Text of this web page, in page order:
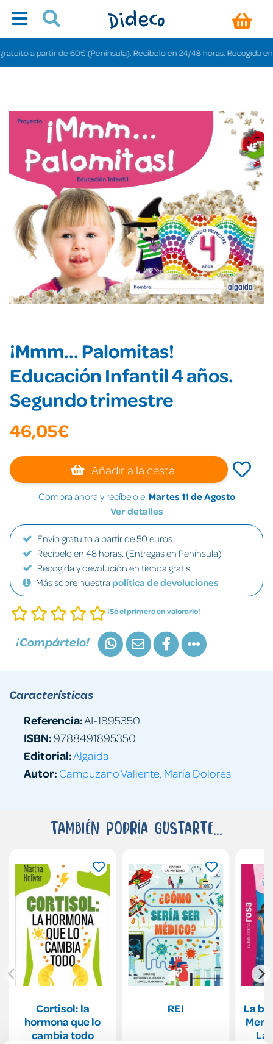
a partir de 60€ (Península). Recíbelo en 24/48 horas. Recogida en
¡Mmm... Palomitas!
Educación Infantil 4 años.
Segundo trimestre
46,05€
Añadir a la cesta
Compra ahora y recíbelo el Martes 11 de Agosto
Ver detalles
Envío gratuito a partir de 50 euros.
Recíbelo en 48 horas. (Entregas en Península)
Recogida y devolución en tienda gratis.
Más sobre nuestra política de devoluciones
¡Sé el primero en valorarlo!
¡Compártelo!
Características
Referencia:AI-1895350
ISBN:9788491895350
Editorial:Algaida
Autor: Campuzano Valiente, María Dolores
También podría gustarte...
Cortisol: la
hormona que lo
cambia todo
REI
La